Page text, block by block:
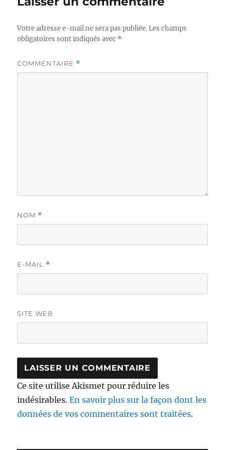
Votre adresse e-mail ne sera pas publiée. Les champs
obligatoires sont indiqués avec *
COMMENTAIRE *
NOM *
E-MAIL *
SITE WEB
Ce site utilise Akismet pour réduire les
indésirables.En savoir plus sur la façon dont les
données de vos commentaires sont traitées.